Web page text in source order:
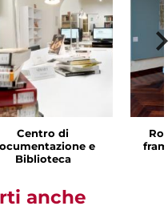
Centro di
e
Biblioteca
anche